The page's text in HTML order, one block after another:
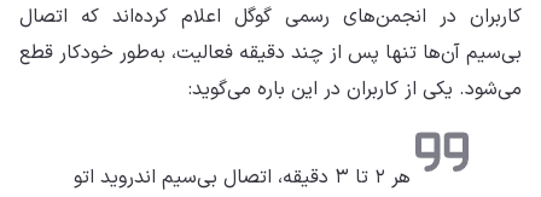
کاربران در انجمن‌های رسمی گوگل اعلام کرده‌اند که اتصال
بی‌سیم آن‌ها تنها پس از چند دقیقه فعالیت، به‌طور خودکار قطع
می‌شود. یکی از کاربران در این باره می‌گوید:
هر ۲ تا ۳ دقیقه، اتصال بی‌سیم اندروید اتو